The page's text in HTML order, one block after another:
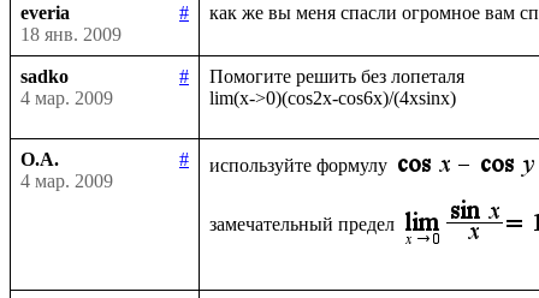
everia
#
18 янв. 2009
sadko
#
4 мар. 2009
Помогите решить без лопеталя
О.А.
#
4 мар. 2009
используйте формулу
замечательный предел